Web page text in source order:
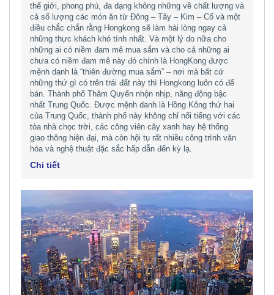
thế giới, phong phú, đa dạng không những về chất lượng và
cả số lượng các món ăn từ Đông – Tây – Kim – Cổ và một
điều chắc chắn rằng Hongkong sẽ làm hài lòng ngay cả
những thực khách khó tính nhất. Và một lý do nữa cho
những ai có niềm đam mê mua sắm và cho cả những ai
chưa có niềm đam mê này đó chính là HongKong được
mệnh danh là “thiên đường mua sắm” – nơi mà bất cứ
những thứ gì có trên trái đất này thì Hongkong luôn có để
bán. Thành phố Thâm Quyến nhộn nhịp, năng động bậc
nhất Trung Quốc. Được mệnh danh là Hồng Kông thứ hai
của Trung Quốc, thành phố này không chỉ nổi tiếng với các
tòa nhà chọc trời, các công viên cây xanh hay hệ thống
giao thông hiện đại, mà còn hội tụ rất nhiều công trình văn
hóa và nghệ thuật đặc sắc hấp dẫn đến kỳ lạ.
Chi tiết